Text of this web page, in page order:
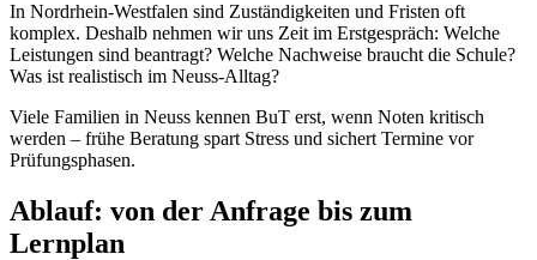
In Nordrhein-Westfalen sind Zuständigkeiten und Fristen oft
komplex. Deshalb nehmen wir uns Zeit im Erstgespräch: Welche
Leistungen sind beantragt? Welche Nachweise braucht die Schule?
Was ist realistisch im Neuss-Alltag?
Viele Familien in Neuss kennen BuT erst, wenn Noten kritisch
werden – frühe Beratung spart Stress und sichert Termine vor
Prüfungsphasen.
Ablauf: von der Anfrage bis zum
Lernplan